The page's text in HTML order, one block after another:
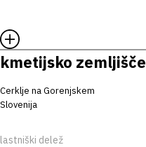
kmetijsko zemljišče
Cerklje na Gorenjskem
Slovenija
lastniški delež